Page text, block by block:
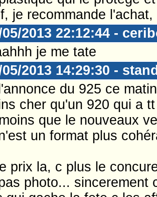
je recommande
05/2013 22:12:44 -
je me tate
05/2013 14:29:30 -
du 925 ce
cher qu'un 920 qui a
que le nouveaux
un format plus
prix la, c plus le
photo... sincerement